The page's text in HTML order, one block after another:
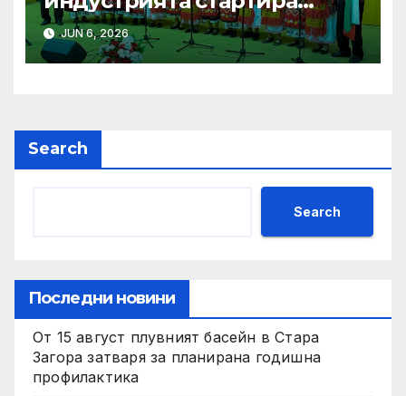
алианс за космическа
слънчева енергия
JUN 6, 2026
Search
Search
Последни новини
От 15 август плувният басейн в Стара
Загора затваря за планирана годишна
профилактика